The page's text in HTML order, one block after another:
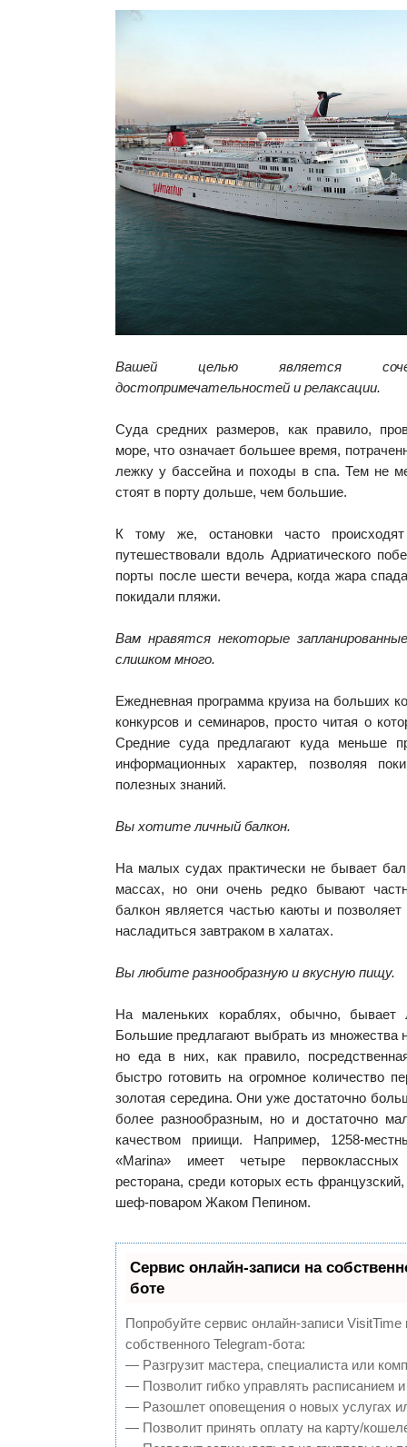
Вашей целью является
достопримечательностей и релаксации.
Суда средних размеров, как правило,
море, что означает большее время,
лежку у бассейна и походы в спа. Тем не
стоят в порту дольше, чем большие.
К тому же, остановки часто
путешествовали вдоль Адриатического
порты после шести вечера, когда жара
покидали пляжи.
Вам нравятся некоторые
слишком много.
Ежедневная программа круиза на больших
конкурсов и семинаров, просто читая о
Средние суда предлагают куда меньше
информационных характер, позволяя
полезных знаний.
Вы хотите личный балкон.
На малых судах практически не бывает
массах, но они очень редко бывают
балкон является частью каюты и
насладиться завтраком в халатах.
Вы любите разнообразную и вкусную пищу.
На маленьких кораблях, обычно, бывает
Большие предлагают выбрать из множества
но еда в них, как правило,
быстро готовить на огромное количество
золотая середина. Они уже достаточно
более разнообразным, но и достаточно
качеством приищи. Например, 1258-
«Marina» имеет четыре первоклассных
ресторана, среди которых есть
шеф-поваром Жаком Пепином.
Сервис онлайн-записи на
боте
Попробуйте сервис онлайн-записи VisitTime
собственного Telegram-бота:
— Разгрузит мастера, специалиста или
— Позволит гибко управлять расписанием и
— Разошлет оповещения о новых услугах
— Позволит принять оплату на карту/